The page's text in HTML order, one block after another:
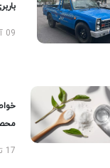
09 آبان 1403
17 تیر 1405